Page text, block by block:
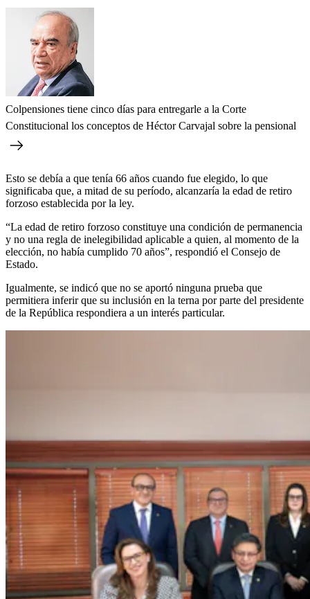
Colpensiones tiene cinco días para entregarle a la Corte
Constitucional los conceptos de Héctor Carvajal sobre la pensional
Esto se debía a que tenía 66 años cuando fue elegido, lo que
significaba que, a mitad de su período, alcanzaría la edad de retiro
forzoso establecida por la ley.
“La edad de retiro forzoso constituye una condición de permanencia
y no una regla de inelegibilidad aplicable a quien, al momento de la
elección, no había cumplido 70 años”, respondió el Consejo de
Estado.
Igualmente, se indicó que no se aportó ninguna prueba que
permitiera inferir que su inclusión en la terna por parte del presidente
de la República respondiera a un interés particular.